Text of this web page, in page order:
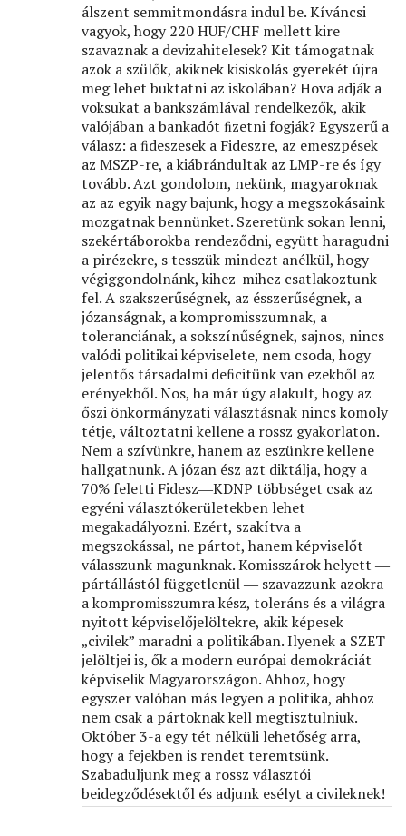
álszent semmitmondásra indul be. Kíváncsi
vagyok, hogy 220 HUF/CHF mellett kire
szavaznak a devizahitelesek? Kit támogatnak
azok a szülők, akiknek kisiskolás gyerekét újra
meg lehet buktatni az iskolában? Hova adják a
voksukat a bankszámlával rendelkezők, akik
valójában a bankadót ﬁzetni fogják? Egyszerű a
válasz: a ﬁdeszesek a Fideszre, az emeszpések
az MSZP-re, a kiábrándultak az LMP-re és így
tovább. Azt gondolom, nekünk, magyaroknak
az az egyik nagy bajunk, hogy a megszokásaink
mozgatnak bennünket. Szeretünk sokan lenni,
szekértáborokba rendeződni, együtt haragudni
a pirézekre, s tesszük mindezt anélkül, hogy
végiggondolnánk, kihez-mihez csatlakoztunk
fel. A szakszerűségnek, az ésszerűségnek, a
józanságnak, a kompromisszumnak, a
toleranciának, a sokszínűségnek, sajnos, nincs
valódi politikai képviselete, nem csoda, hogy
jelentős társadalmi deﬁcitünk van ezekből az
erényekből. Nos, ha már úgy alakult, hogy az
őszi önkormányzati választásnak nincs komoly
tétje, változtatni kellene a rossz gyakorlaton.
Nem a szívünkre, hanem az eszünkre kellene
hallgatnunk. A józan ész azt diktálja, hogy a
70% feletti Fidesz―KDNP többséget csak az
egyéni választókerületekben lehet
megakadályozni. Ezért, szakítva a
megszokással, ne pártot, hanem képviselőt
válasszunk magunknak. Komisszárok helyett ―
pártállástól függetlenül ― szavazzunk azokra
a kompromisszumra kész, toleráns és a világra
nyitott képviselőjelöltekre, akik képesek
„civilek” maradni a politikában. Ilyenek a SZET
jelöltjei is, ők a modern európai demokráciát
képviselik Magyarországon. Ahhoz, hogy
egyszer valóban más legyen a politika, ahhoz
nem csak a pártoknak kell megtisztulniuk.
Október 3-a egy tét nélküli lehetőség arra,
hogy a fejekben is rendet teremtsünk.
Szabaduljunk meg a rossz választói
beidegződésektől és adjunk esélyt a civileknek!